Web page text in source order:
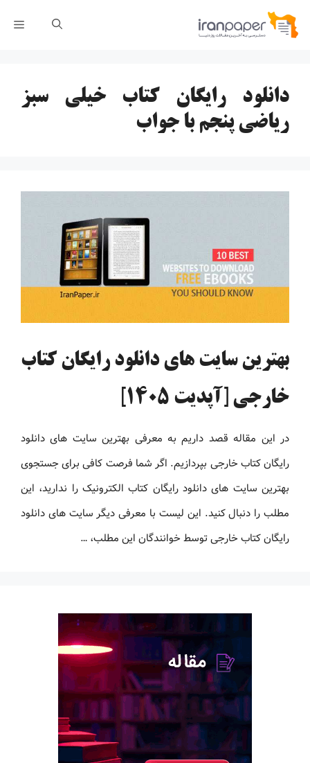
پرش
دانلود رایگان کتاب خیلی سبز
ریاضی پنجم با جواب
بهترین سایت های دانلود رایگان کتاب
خارجی [آپدیت 1405]
در این مقاله قصد داریم به معرفی بهترین سایت های دانلود
رایگان کتاب خارجی بپردازیم. اگر شما فرصت کافی برای جستجوی
بهترین سایت های دانلود رایگان کتاب الکترونیک را ندارید، این
مطلب را دنبال کنید. این لیست با معرفی دیگر سایت های دانلود
رایگان کتاب خارجی توسط خوانندگان این مطلب، …